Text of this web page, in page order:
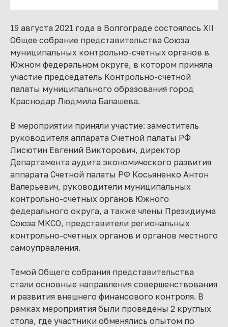
19 августа 2021 года в Волгограде состоялось XII
Общее собрание представительства Союза
муниципальных контрольно-счетных органов в
Южном федеральном округе, в котором приняла
участие председатель Контрольно-счетной
палаты муниципального образования город
Краснодар Людмила Балашева.
В мероприятии приняли участие: заместитель
руководителя аппарата Счетной палаты РФ
Лисютин Евгений Викторович, директор
Департамента аудита экономического развития
аппарата Счетной палаты РФ Косьяненко Антон
Валерьевич, руководители муниципальных
контрольно-счетных органов Южного
федерального округа, а также члены Президиума
Союза МКСО, представители региональных
контрольно-счетных органов и органов местного
самоуправления.
Темой Общего собрания представительства
стали основные направления совершенствования
и развития внешнего финансового контроля. В
рамках мероприятия были проведены 2 круглых
стола, где участники обменялись опытом по